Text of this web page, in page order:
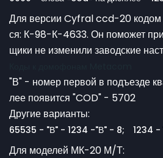
Для версии Cyfral ccd-20 кодом
ся: К-98-К-4633. Он поможет при
щики не изменили заводские
"В" - номер первой в подъезде
лее появится "COD" - 5702
Другие варианты:
65535 - "В" - 1234 -"В" - 8; 1234
Для моделей МК-20 М/Т: